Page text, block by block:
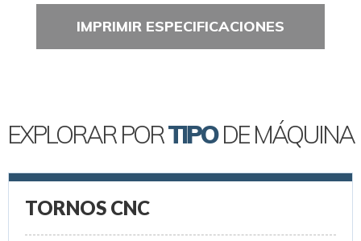
IMPRIMIR ESPECIFICACIONES
EXPLORAR PORTIPODE MÁQUINA
TORNOS CNC